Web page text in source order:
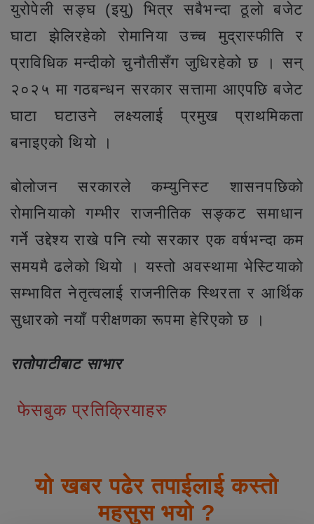
युरोपेली सङ्घ (इयु) भित्र सबैभन्दा ठूलो बजेट
घाटा झेलिरहेको रोमानिया उच्च मुद्रास्फीति र
प्राविधिक मन्दीको चुनौतीसँग जुधिरहेको छ । सन्
२०२५ मा गठबन्धन सरकार सत्तामा आएपछि बजेट
घाटा घटाउने लक्ष्यलाई प्रमुख प्राथमिकता
बनाइएको थियो ।
बोलोजन सरकारले कम्युनिस्ट शासनपछिको
रोमानियाको गम्भीर राजनीतिक सङ्कट समाधान
गर्ने उद्देश्य राखे पनि त्यो सरकार एक वर्षभन्दा कम
समयमै ढलेको थियो । यस्तो अवस्थामा भेस्टियाको
सम्भावित नेतृत्वलाई राजनीतिक स्थिरता र आर्थिक
सुधारको नयाँ परीक्षणका रूपमा हेरिएको छ ।
रातोपाटीबाट साभार
फेसबुक प्रतिक्रियाहरु
यो खबर पढेर तपाईलाई कस्तो
महसुस भयो ?